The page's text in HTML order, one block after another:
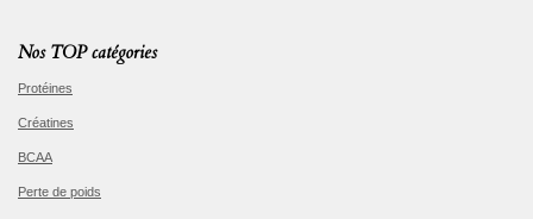
Nos TOP catégories
Protéines
Créatines
BCAA
Perte de poids